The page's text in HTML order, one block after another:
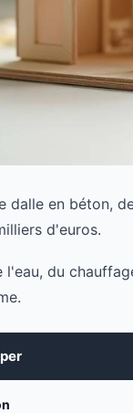
dalle en béton,
d'euros.
du